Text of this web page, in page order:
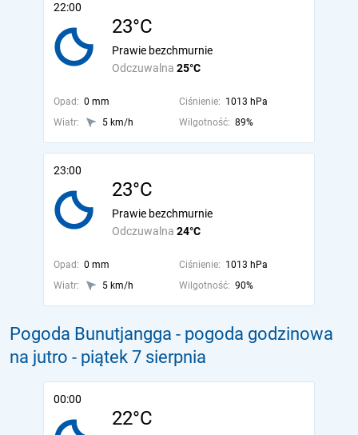
22:00
23°C
Odczuwalna 25°C
Prawie bezchmurnie
Opad: 0 mm Ciśnienie: 1013 hPa
Wiatr:
5 km/h Wilgotność: 89%
23:00
23°C
Odczuwalna 24°C
Prawie bezchmurnie
Opad: 0 mm Ciśnienie: 1013 hPa
Wiatr:
5 km/h Wilgotność: 90%
Pogoda Bunutjangga - pogoda godzinowa
na jutro - piątek 7 sierpnia
00:00
22°C